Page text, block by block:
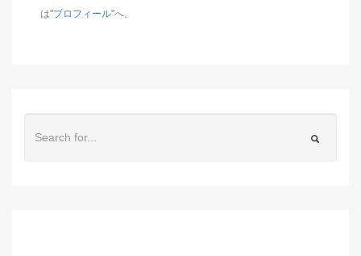
は"プロフィール"へ。